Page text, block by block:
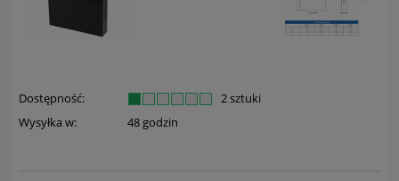
Dostępność:
2 sztuki
Wysyłka w:
48 godzin